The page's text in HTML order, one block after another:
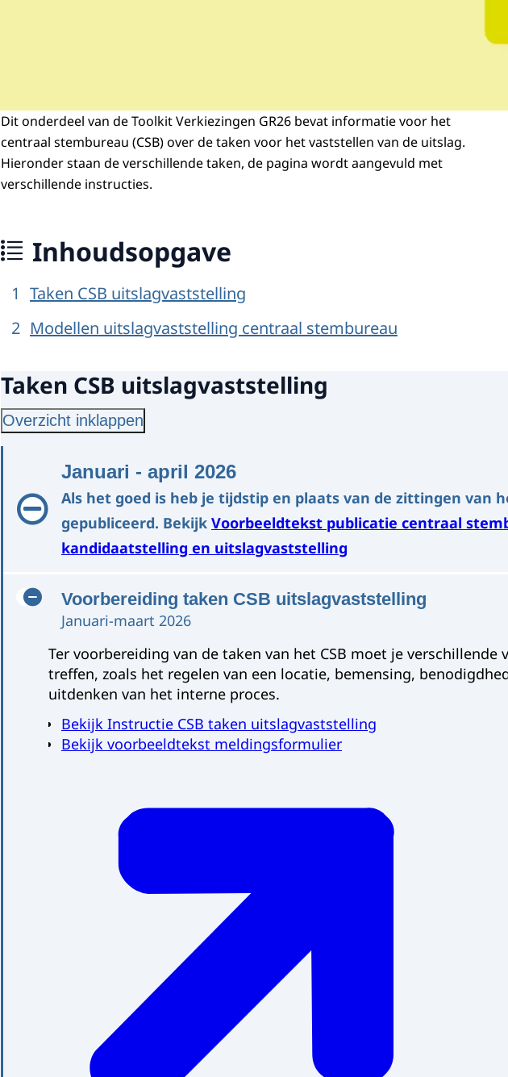
Dit onderdeel van de Toolkit Verkiezingen GR26 bevat informatie voor het
centraal stembureau (CSB) over de taken voor het vaststellen van de uitslag.
Hieronder staan de verschillende taken, de pagina wordt aangevuld met
verschillende instructies.
Inhoudsopgave
Taken CSB uitslagvaststelling
Modellen uitslagvaststelling centraal stembureau
Taken CSB uitslagvaststelling
Overzicht inklappen
Januari - april 2026
Als het goed is heb je tijdstip en plaats van de zittingen van
gepubliceerd. Bekijk Voorbeeldtekst publicatie centraal
kandidaatstelling en uitslagvaststelling
Voorbereiding taken CSB uitslagvaststelling
Januari-maart 2026
Ter voorbereiding van de taken van het CSB moet je verschillende
treffen, zoals het regelen van een locatie, bemensing,
uitdenken van het interne proces.
Bekijk Instructie CSB taken uitslagvaststelling
Bekijk voorbeeldtekst meldingsformulier